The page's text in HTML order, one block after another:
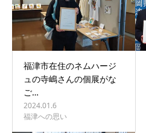
福津市在住のネムハージ
ュの寺嶋さんの個展がな
ご…
2024.01.6
福津への思い